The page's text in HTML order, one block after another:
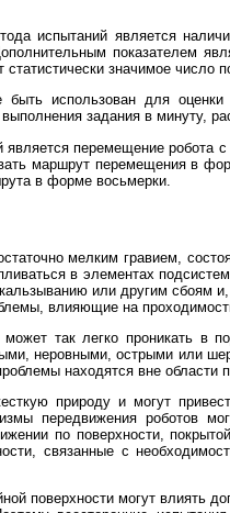
испытаний является
показателем
значимое число
использован для оценки
задания в минуту,
перемещение робота
маршрут перемещения в
в форме восьмерки.
мелким гравием,
в элементах
или другим сбоям
влияющие на
так легко проникать в
неровными, острыми или
находятся вне области
природу и могут
передвижения роботов
по поверхности,
связанные с
поверхности могут влиять